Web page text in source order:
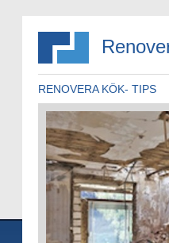
RENOVERA KÖK- TIPS